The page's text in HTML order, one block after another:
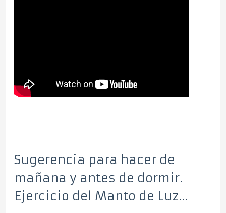
Sugerencia para hacer de
mañana y antes de dormir.
Ejercicio del Manto de Luz...